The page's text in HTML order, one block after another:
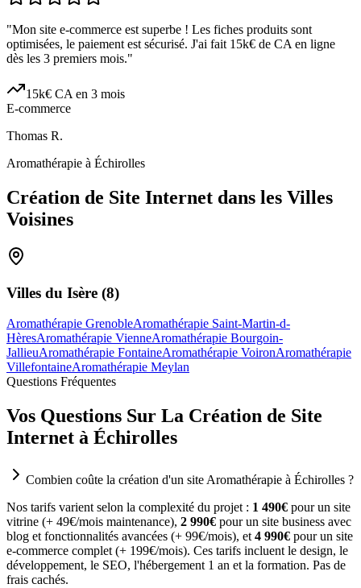
"Mon site e-commerce est superbe ! Les fiches produits sont
optimisées, le paiement est sécurisé. J'ai fait 15k€ de CA en ligne
dès les 3 premiers mois."
15k€ CA en 3 mois
E-commerce
Thomas R.
Aromathérapie à Échirolles
Création de Site Internet dans les Villes
Voisines
Villes du Isère (8)
Aromathérapie GrenobleAromathérapie Saint-Martin-d-
HèresAromathérapie VienneAromathérapie Bourgoin-
JallieuAromathérapie FontaineAromathérapie VoironAromathérapie
VillefontaineAromathérapie Meylan
Questions Fréquentes
Vos Questions Sur La Création de Site
Internet à Échirolles
Combien coûte la création d'un site Aromathérapie à Échirolles ?
Nos tarifs varient selon la complexité du projet : 1 490€ pour un site
vitrine (+ 49€/mois maintenance), 2 990€ pour un site business avec
blog et fonctionnalités avancées (+ 99€/mois), et 4 990€ pour un site
e-commerce complet (+ 199€/mois). Ces tarifs incluent le design, le
développement, le SEO, l'hébergement 1 an et la formation. Pas de
frais cachés.